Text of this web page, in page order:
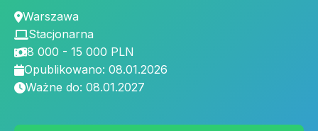
Warszawa
Stacjonarna
8 000 - 15 000 PLN
Opublikowano: 08.01.2026
Ważne do: 08.01.2027